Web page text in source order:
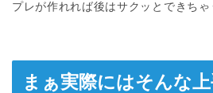
プレが作れれば後はサクッとできちゃ
まぁ実際にはそんな